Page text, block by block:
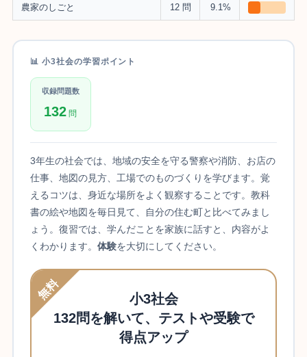
農家のしごと 12 問 9.1%
📊 小3社会の学習ポイント
収録問題数
132 問
3年生の社会では、地域の安全を守る警察や消防、お店の
仕事、地図の見方、工場でのものづくりを学びます。覚
えるコツは、身近な場所をよく観察することです。教科
書の絵や地図を毎日見て、自分の住む町と比べてみまし
ょう。復習では、学んだことを家族に話すと、内容がよ
くわかります。 体験を大切にしてください。
無料
小3社会
132問を解いて、テストや受験で
得点アップ